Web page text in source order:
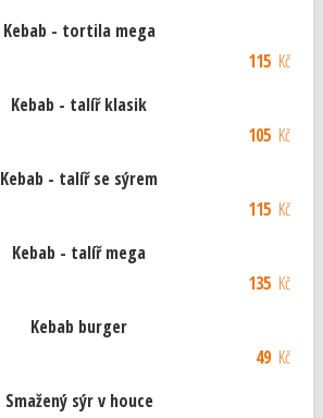
Kebab - tortila mega
115Kč
Kebab - talíř klasik
105Kč
Kebab - talíř se sýrem
115Kč
Kebab - talíř mega
135Kč
Kebab burger
49Kč
Smažený sýr v houce